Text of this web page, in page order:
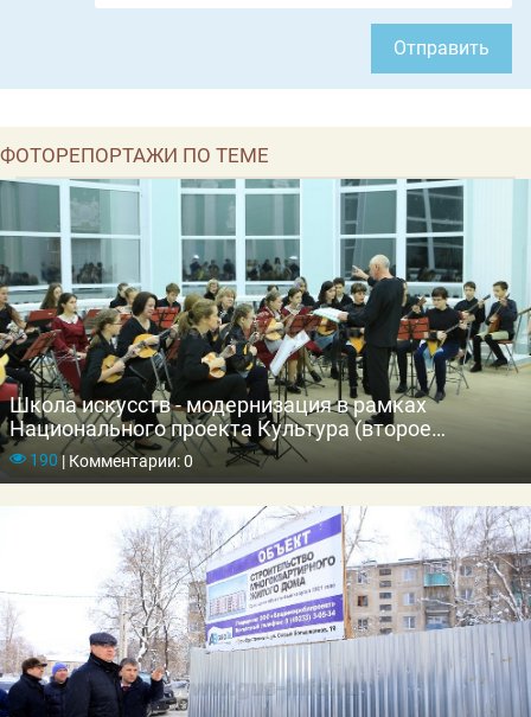
Отправить
ФОТОРЕПОРТАЖИ ПО ТЕМЕ
Школа искусств - модернизация в рамках
Национального проекта Культура (второе
отделение)
190|Комментарии: 0